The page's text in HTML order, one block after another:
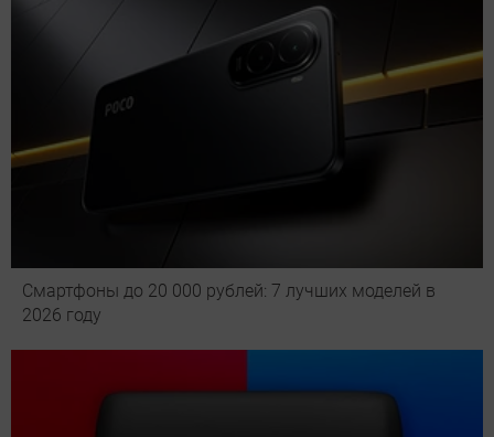
Смартфоны до 20 000 рублей: 7 лучших моделей в
2026 году